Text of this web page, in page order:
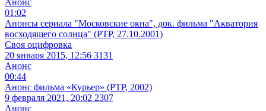
01:02
Анонсы сериала "Московские окна", док. фильма "Акватория
восходящего солнца" (РТР, 27.10.2001)
Своя оцифровка
20 января 2015, 12:56 3131
Анонс
00:44
Анонс фильма «Курьер» (РТР, 2002)
9 февраля 2021, 20:02 2307
Анонс